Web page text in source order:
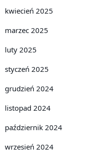
kwiecień 2025
marzec 2025
luty 2025
styczeń 2025
grudzień 2024
listopad 2024
październik 2024
wrzesień 2024